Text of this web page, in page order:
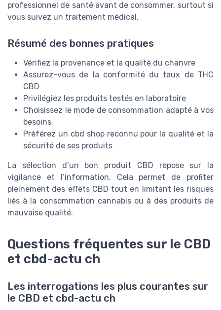
professionnel de santé avant de consommer, surtout si
vous suivez un traitement médical.
Résumé des bonnes pratiques
Vérifiez la provenance et la qualité du chanvre
Assurez-vous de la conformité du taux de THC
CBD
Privilégiez les produits testés en laboratoire
Choisissez le mode de consommation adapté à vos
besoins
Préférez un cbd shop reconnu pour la qualité et la
sécurité de ses produits
La sélection d’un bon produit CBD repose sur la
vigilance et l’information. Cela permet de profiter
pleinement des effets CBD tout en limitant les risques
liés à la consommation cannabis ou à des produits de
mauvaise qualité.
Questions fréquentes sur le CBD
et cbd-actu ch
Les interrogations les plus courantes sur
le CBD et cbd-actu ch